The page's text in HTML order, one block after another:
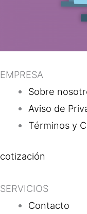
EMPRESA
Sobre
Aviso de
Términos y
cotización
SERVICIOS
Contacto